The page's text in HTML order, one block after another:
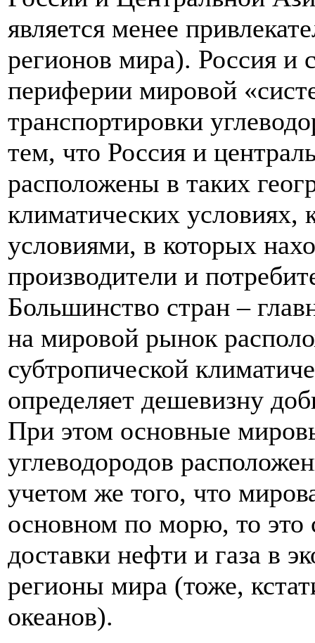
является менее
регионов мира). Россия и
периферии мировой
транспортировки
тем, что Россия и
расположены в таких
климатических условиях,
условиями, в которых
производители и
Большинство стран –
на мировой рынок
субтропической
определяет дешевизну
При этом основные
углеводородов
учетом же того, что
основном по морю, то это
доставки нефти и газа в
регионы мира (тоже,
океанов).